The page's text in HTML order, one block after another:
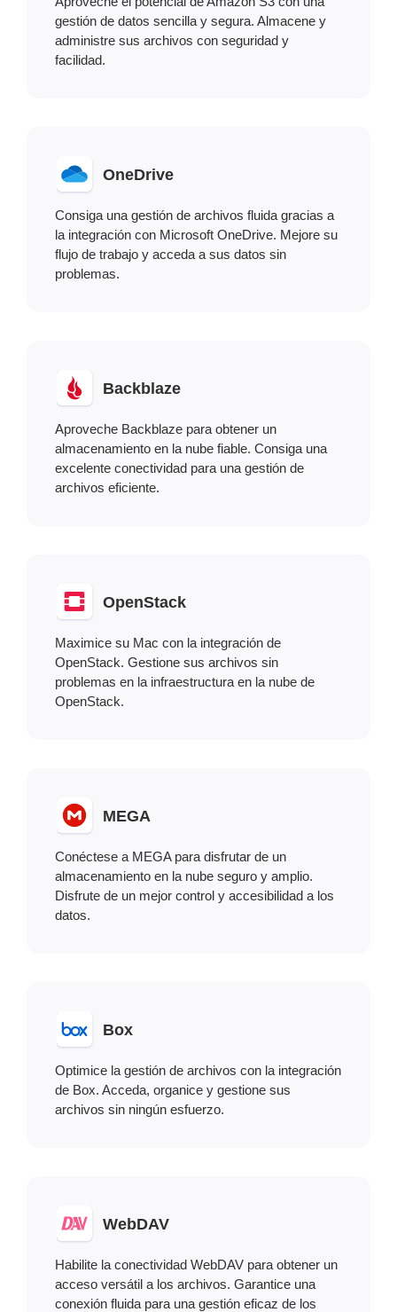
gestión de datos sencilla y segura. Almacene y
administre sus archivos con seguridad y
facilidad.
OneDrive
Consiga una gestión de archivos fluida gracias a
la integración con Microsoft OneDrive. Mejore su
flujo de trabajo y acceda a sus datos sin
problemas.
Backblaze
Aproveche Backblaze para obtener un
almacenamiento en la nube fiable. Consiga una
excelente conectividad para una gestión de
archivos eficiente.
OpenStack
Maximice su Mac con la integración de
OpenStack. Gestione sus archivos sin
problemas en la infraestructura en la nube de
OpenStack.
MEGA
Conéctese a MEGA para disfrutar de un
almacenamiento en la nube seguro y amplio.
Disfrute de un mejor control y accesibilidad a los
datos.
Box
Optimice la gestión de archivos con la integración
de Box. Acceda, organice y gestione sus
archivos sin ningún esfuerzo.
WebDAV
Habilite la conectividad WebDAV para obtener un
acceso versátil a los archivos. Garantice una
conexión fluida para una gestión eficaz de los